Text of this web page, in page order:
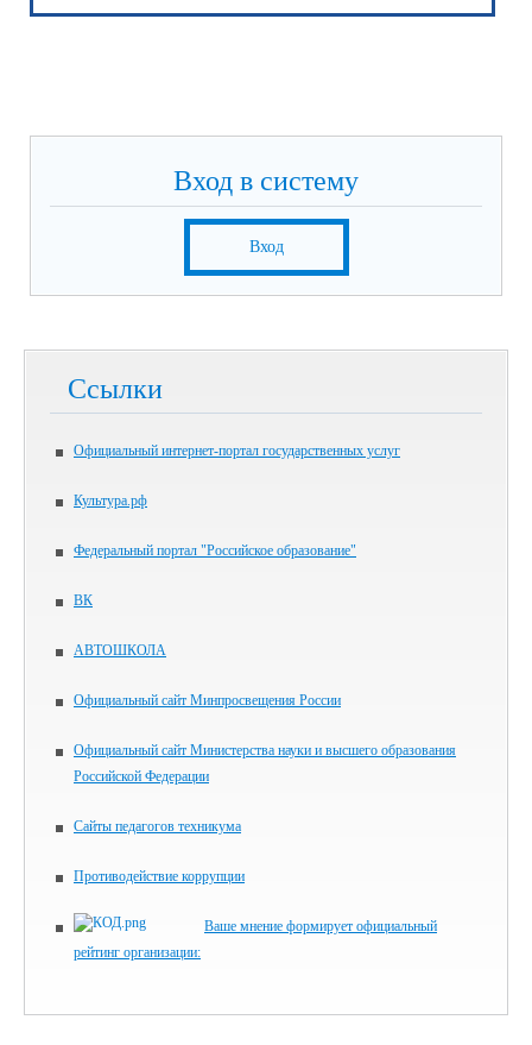
Вход в систему
Вход
Ссылки
Официальный интернет-портал государственных услуг
Культура.рф
Федеральный портал "Российское образование"
ВК
АВТОШКОЛА
Официальный сайт Минпросвещения России
Официальный сайт Министерства науки и высшего образования
Российской Федерации
Сайты педагогов техникума
Противодействие коррупции
Ваше мнение формирует официальный
рейтинг организации: